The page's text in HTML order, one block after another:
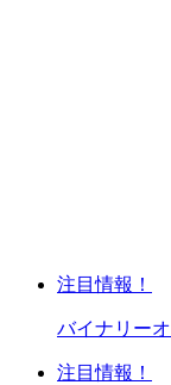
注目情報！
バイナリー
注目情報！